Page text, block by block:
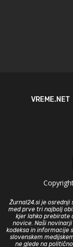
VREME.NET
Žurnal24.si je osrednji
med prve tri najbolj
kjer lahko prebirate
novice. Naši
kodeksa in informacije
slovenskem
ne glede na